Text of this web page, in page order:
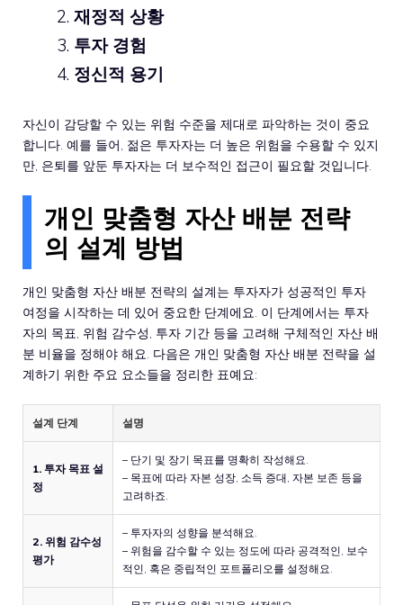
재정적 상황
투자 경험
정신적 용기
자신이 감당할 수 있는 위험 수준을 제대로 파악하는 것이 중요
합니다. 예를 들어, 젊은 투자자는 더 높은 위험을 수용할 수 있지
만, 은퇴를 앞둔 투자자는 더 보수적인 접근이 필요할 것입니다.
개인 맞춤형 자산 배분 전략
의 설계 방법
개인 맞춤형 자산 배분 전략의 설계는 투자자가 성공적인 투자
여정을 시작하는 데 있어 중요한 단계에요. 이 단계에서는 투자
자의 목표, 위험 감수성, 투자 기간 등을 고려해 구체적인 자산 배
분 비율을 정해야 해요. 다음은 개인 맞춤형 자산 배분 전략을 설
계하기 위한 주요 요소들을 정리한 표예요:
설계 단계 설명
1. 투자 목표 설
정
– 단기 및 장기 목표를 명확히 작성해요.
– 목표에 따라 자본 성장, 소득 증대, 자본 보존 등을
고려하죠.
2. 위험 감수성
평가
– 투자자의 성향을 분석해요.
– 위험을 감수할 수 있는 정도에 따라 공격적인, 보수
적인, 혹은 중립적인 포트폴리오를 설정해요.